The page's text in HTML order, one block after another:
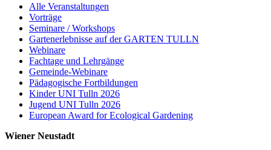
Alle Veranstaltungen
Vorträge
Seminare / Workshops
Gartenerlebnisse auf der GARTEN TULLN
Webinare
Fachtage und Lehrgänge
Gemeinde-Webinare
Pädagogische Fortbildungen
Kinder UNI Tulln 2026
Jugend UNI Tulln 2026
European Award for Ecological Gardening
Wiener Neustadt